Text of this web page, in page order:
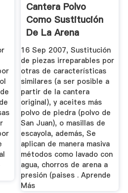
Cantera Polvo
Como Sustitución
De La Arena
16 Sep 2007, Sustitución
de piezas irreparables por
otras de características
similares (a ser posible a
partir de la cantera
original), y aceites más
polvo de piedra (polvo de
San Juan), o masillas de
escayola, además, Se
aplican de manera masiva
métodos como lavado con
agua, chorros de arena a
presión (paises . Aprende
Más